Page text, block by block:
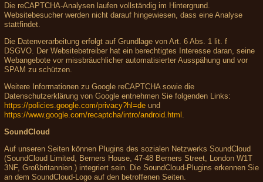
Die reCAPTCHA-Analysen laufen vollständig im Hintergrund.
Websitebesucher werden nicht darauf hingewiesen, dass eine Analyse
stattfindet.
Die Datenverarbeitung erfolgt auf Grundlage von Art. 6 Abs. 1 lit. f
DSGVO. Der Websitebetreiber hat ein berechtigtes Interesse daran, seine
Webangebote vor missbräuchlicher automatisierter Ausspähung und vor
SPAM zu schützen.
Weitere Informationen zu Google reCAPTCHA sowie die
Datenschutzerklärung von Google entnehmen Sie folgenden Links:
https://policies.google.com/privacy?hl=de und
https://www.google.com/recaptcha/intro/android.html
SoundCloud
Auf unseren Seiten können Plugins des sozialen Netzwerks SoundCloud
(SoundCloud Limited, Berners House, 47-48 Berners Street, London W1T
3NF, Großbritannien.) integriert sein. Die SoundCloud-Plugins erkennen Sie
an dem SoundCloud-Logo auf den betroffenen Seiten.